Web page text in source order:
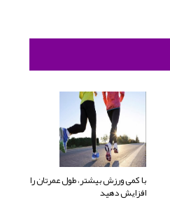
با کمی ورزش بیشتر، طول عمرتان را
افزایش دهید